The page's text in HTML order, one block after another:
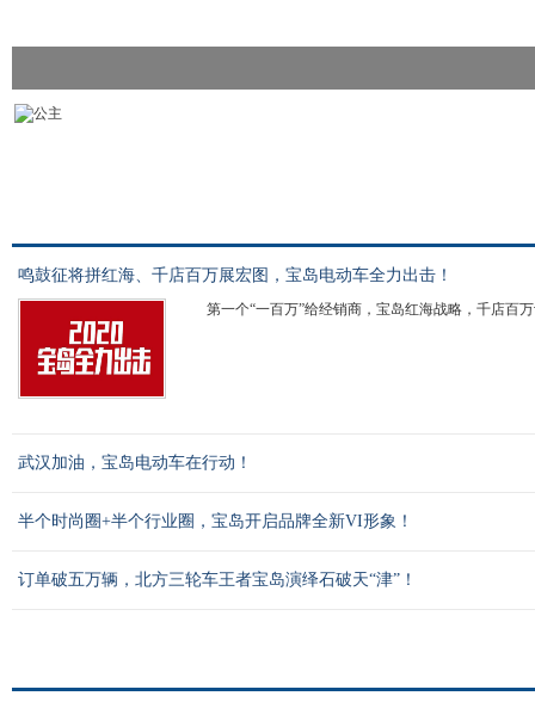
鸣鼓征将拼红海、千店百万展宏图，宝岛电动车全力出击！
第一个“一百万”给经销商，宝岛红海战略，千店百
武汉加油，宝岛电动车在行动！
半个时尚圈+半个行业圈，宝岛开启品牌全新VI形象！
订单破五万辆，北方三轮车王者宝岛演绎石破天“津”！